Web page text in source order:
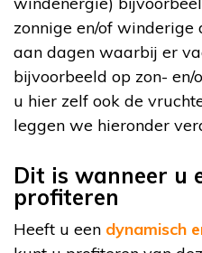
zonnige en/of winderige
aan dagen waarbij er
bijvoorbeeld op zon- en/
u hier zelf ook de
leggen we hieronder
Dit is wanneer u
profiteren
Heeft u een dynamisch